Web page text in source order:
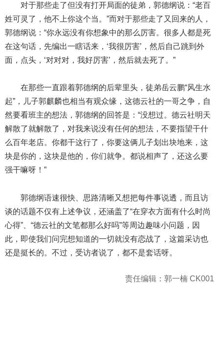
对于那些走了但没有打开局面的徒弟，郭德纲说：“老百
姓可灵了，他不上你这个当。”而对于那些走了又回来的人，
郭德纲说：“你永远没有你想象中的那么厉害。很多人都是死
在这句话，先编出一瞎话来，‘我很厉害’，然后自己跳到外
面，点头，‘对对对，我好厉害’，然后就去死了。”
在那些一直跟着郭德纲的后辈里头，徒弟岳云鹏“风生水
起”，儿子郭麒麟也相当有观众缘，这德云社的一哥之争，自
然要看班主的想法，郭德纲的回答是：“没想过。德云社明天
解散了就解散了，对我来说没有任何的想法，不要指望干什
么百年老店。你都干这行了，你要这俩儿子划出块地来，这
块是你的，这块是他的，你们就争。都说相声了，还这么要
强干嘛呀！”
郭德纲语速很快、思路清晰又想把每件事说透，而且访
谈的话题不仅有上述争议，还涵盖了“在穿衣方面有什么时尚
心得”、“德云社的文笔都那么好吗”等周边趣味小问题，因
此，即使我们问完想知道的一切就没有恋战了，这篇采访也
还是挺长的。不过，受访者说了，都不是套话呀。
责任编辑：郭一楠 CK001